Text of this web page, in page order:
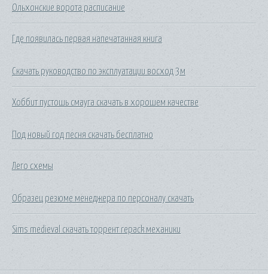
Ольхонские ворота расписание
Где появилась первая напечатанная книга
Скачать руководство по эксплуатации восход 3м
Хоббит пустошь смауга скачать в хорошем качестве
Под новый год песня скачать бесплатно
Лего схемы
Образец резюме менеджера по персоналу скачать
Sims medieval скачать торрент repack механики